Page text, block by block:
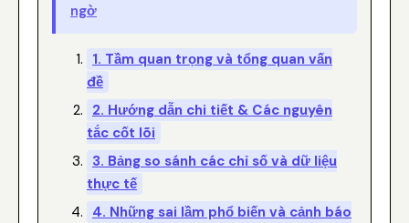
ngờ
1. Tầm quan trọng và tổng quan vấn
đề
2. Hướng dẫn chi tiết & Các nguyên
tắc cốt lõi
3. Bảng so sánh các chỉ số và dữ liệu
thực tế
4. Những sai lầm phổ biến và cảnh báo